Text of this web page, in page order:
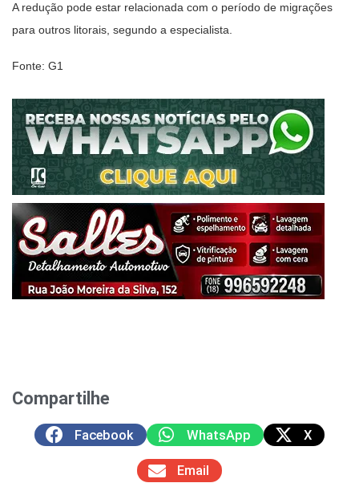
A redução pode estar relacionada com o período de migrações
para outros litorais, segundo a especialista.
Fonte: G1
Compartilhe
Facebook WhatsApp X
Email